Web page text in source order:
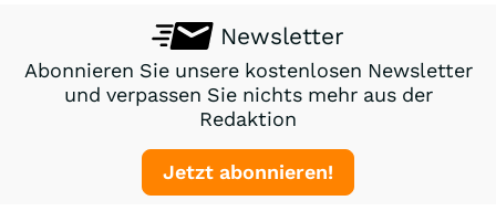
Newsletter
Abonnieren Sie unsere kostenlosen Newsletter
und verpassen Sie nichts mehr aus der
Redaktion
Jetzt abonnieren!